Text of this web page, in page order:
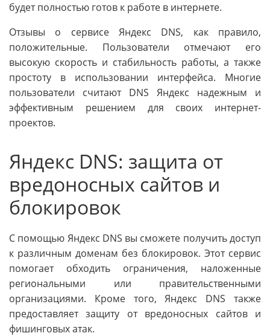
будет полностью готов к работе в интернете.
Отзывы о сервисе Яндекс DNS, как правило,
положительные. Пользователи отмечают его
высокую скорость и стабильность работы, а также
простоту в использовании интерфейса. Многие
пользователи считают DNS Яндекс надежным и
эффективным решением для своих интернет-
проектов.
Яндекс DNS: защита от
вредоносных сайтов и
блокировок
С помощью Яндекс DNS вы сможете получить доступ
к различным доменам без блокировок. Этот сервис
помогает обходить ограничения, наложенные
региональными или правительственными
организациями. Кроме того, Яндекс DNS также
предоставляет защиту от вредоносных сайтов и
фишинговых атак.